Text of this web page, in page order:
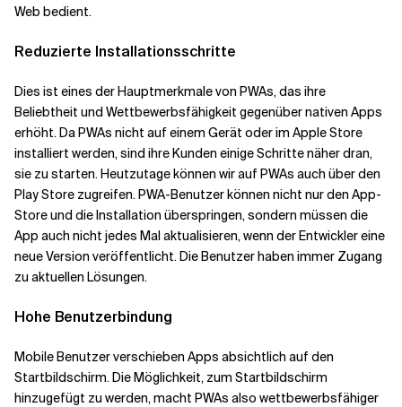
Web bedient.
Reduzierte Installationsschritte
Dies ist eines der Hauptmerkmale von PWAs, das ihre
Beliebtheit und Wettbewerbsfähigkeit gegenüber nativen Apps
erhöht. Da PWAs nicht auf einem Gerät oder im Apple Store
installiert werden, sind ihre Kunden einige Schritte näher dran,
sie zu starten. Heutzutage können wir auf PWAs auch über den
Play Store zugreifen. PWA-Benutzer können nicht nur den App-
Store und die Installation überspringen, sondern müssen die
App auch nicht jedes Mal aktualisieren, wenn der Entwickler eine
neue Version veröffentlicht. Die Benutzer haben immer Zugang
zu aktuellen Lösungen.
Hohe Benutzerbindung
Mobile Benutzer verschieben Apps absichtlich auf den
Startbildschirm. Die Möglichkeit, zum Startbildschirm
hinzugefügt zu werden, macht PWAs also wettbewerbsfähiger